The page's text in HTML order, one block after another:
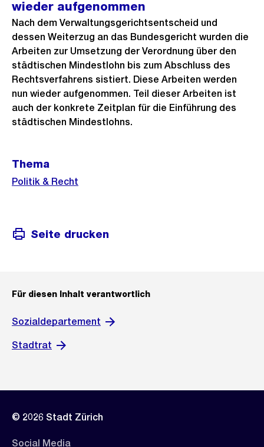
wieder aufgenommen
Nach dem Verwaltungsgerichtsentscheid und
dessen Weiterzug an das Bundesgericht wurden die
Arbeiten zur Umsetzung der Verordnung über den
städtischen Mindestlohn bis zum Abschluss des
Rechtsverfahrens sistiert. Diese Arbeiten werden
nun wieder aufgenommen. Teil dieser Arbeiten ist
auch der konkrete Zeitplan für die Einführung des
städtischen Mindestlohns.
Weitere
Informationen
Thema
Politik & Recht
Seite drucken
Für diesen Inhalt verantwortlich
Sozialdepartement
Stadtrat
© 2026 Stadt Zürich
Social Media